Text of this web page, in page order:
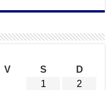
V S
D
1
2